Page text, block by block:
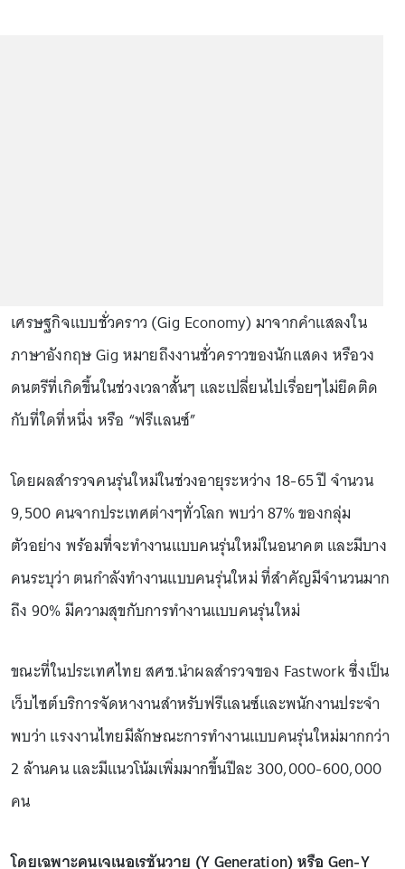
เศรษฐกิจแบบชั่วคราว (Gig Economy) มาจากคำแสลงใน
ภาษาอังกฤษ Gig หมายถึงงานชั่วคราวของนักแสดง หรือวง
ดนตรีที่เกิดขึ้นในช่วงเวลาสั้นๆ และเปลี่ยนไปเรื่อยๆไม่ยึดติด
กับที่ใดที่หนึ่ง หรือ “ฟรีแลนซ์”
โดยผลสำรวจคนรุ่นใหม่ในช่วงอายุระหว่าง 18-65 ปี จำนวน
9,500 คนจากประเทศต่างๆทั่วโลก พบว่า 87% ของกลุ่ม
ตัวอย่าง พร้อมที่จะทำงานแบบคนรุ่นใหม่ในอนาคต และมีบาง
คนระบุว่า ตนกำลังทำงานแบบคนรุ่นใหม่ ที่สำคัญมีจำนวนมาก
ถึง 90% มีความสุขกับการทำงานแบบคนรุ่นใหม่
ขณะที่ในประเทศไทย สศช.นำผลสำรวจของ Fastwork ซึ่งเป็น
เว็บไซต์บริการจัดหางานสำหรับฟรีแลนซ์และพนักงานประจำ
พบว่า แรงงานไทยมีลักษณะการทำงานแบบคนรุ่นใหม่มากกว่า
2 ล้านคน และมีแนวโน้มเพิ่มมากขึ้นปีละ 300,000-600,000
คน
โดยเฉพาะคนเจเนอเรชันวาย (Y Generation) หรือ Gen-Y